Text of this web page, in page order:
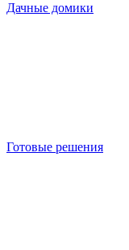
Дачные домики
Готовые решения